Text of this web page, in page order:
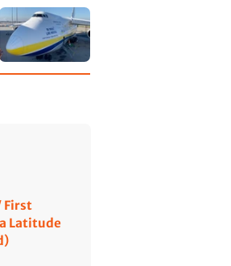
First
Latitude